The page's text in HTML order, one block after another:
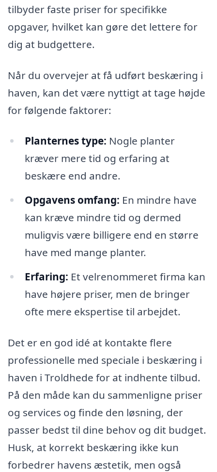
tilbyder faste priser for specifikke
opgaver, hvilket kan gøre det lettere for
dig at budgettere.
Når du overvejer at få udført beskæring i
haven, kan det være nyttigt at tage højde
for følgende faktorer:
Planternes type: Nogle planter
kræver mere tid og erfaring at
beskære end andre.
Opgavens omfang: En mindre have
kan kræve mindre tid og dermed
muligvis være billigere end en større
have med mange planter.
Erfaring: Et velrenommeret firma kan
have højere priser, men de bringer
ofte mere ekspertise til arbejdet.
Det er en god idé at kontakte flere
professionelle med speciale i beskæring i
haven i Troldhede for at indhente tilbud.
På den måde kan du sammenligne priser
og services og finde den løsning, der
passer bedst til dine behov og dit budget.
Husk, at korrekt beskæring ikke kun
forbedrer havens æstetik, men også